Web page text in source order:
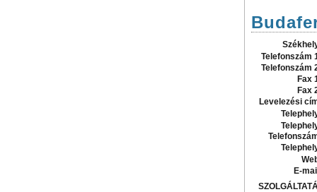
Telefonszám
Telefonszám
Fax
Fax
Levelezési
E-